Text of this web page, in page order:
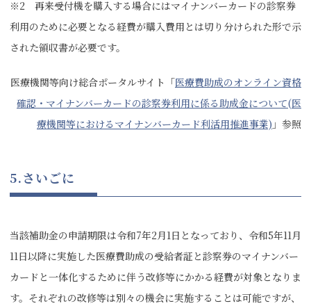
※2 再来受付機を購入する場合にはマイナンバーカードの診察券
利用のために必要となる経費が購入費用とは切り分けられた形で示
された領収書が必要です。
医療機関等向け総合ポータルサイト「医療費助成のオンライン資格
確認・マイナンバーカードの診察券利用に係る助成金について(医
療機関等におけるマイナンバーカード利活用推進事業) 」参照
5.さいごに
当該補助金の申請期限は令和7年2月1日となっており、令和5年11月
11日以降に実施した医療費助成の受給者証と診察券のマイナンバー
カードと一体化するために伴う改修等にかかる経費が対象となりま
す。それぞれの改修等は別々の機会に実施することは可能ですが、